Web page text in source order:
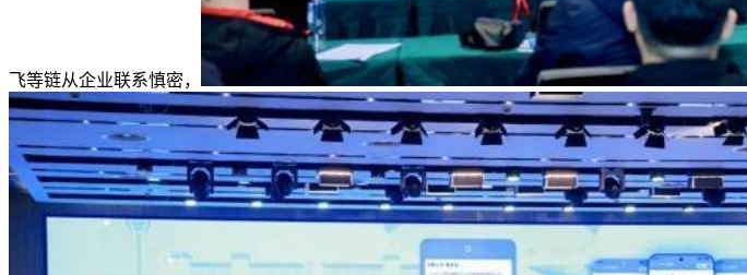
飞等链从企业联系慎密，